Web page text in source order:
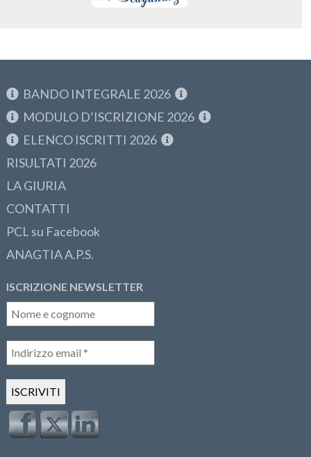
BANDO INTEGRALE 2026
MODULO D’ISCRIZIONE 2026
ELENCO ISCRITTI 2026
RISULTATI 2026
LA GIURIA
CONTATTI
PCL su Facebook
ANAGTIA A.P.S.
ISCRIZIONE NEWSLETTER